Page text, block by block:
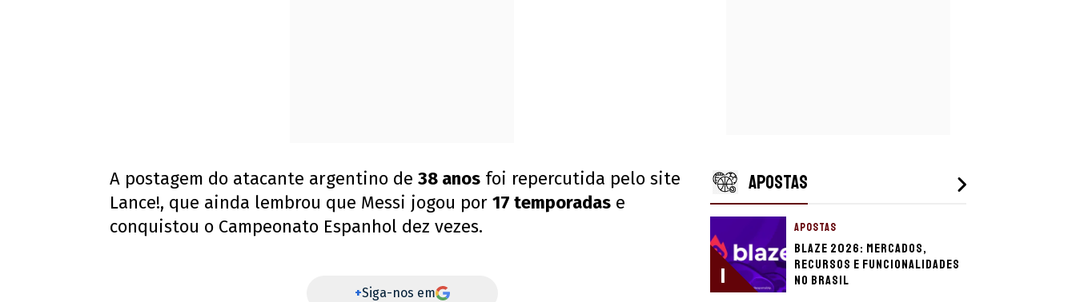
A postagem do atacante argentino de 38 anos foi repercutida pelo site
Lance!, que ainda lembrou que Messi jogou por 17 temporadas e
conquistou o Campeonato Espanhol dez vezes.
+Siga-nos em
APOSTAS
1
APOSTAS
Blaze 2026: mercados,
recursos e funcionalidades
no Brasil